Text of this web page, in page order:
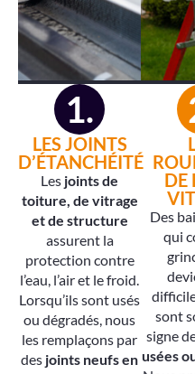
1.
LES JOINTS
D’ÉTANCHÉITÉ
Les joints de
toiture, de vitrage
et de structure
assurent la
protection contre
l’eau, l’air et le froid.
Lorsqu’ils sont usés
ou dégradés, nous
les remplaçons par
des joints neufs en
DE
Des
qui
sont
signe
usées